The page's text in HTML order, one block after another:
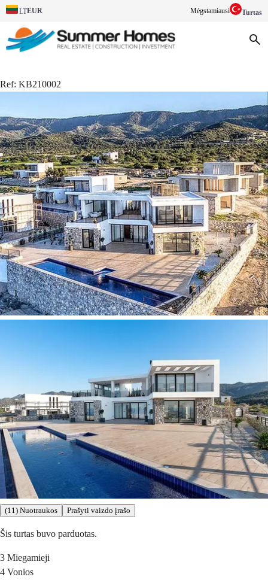
LTEUR Mėgstamiausi Turtas
Ref: KB210002
(11) Nuotraukos Prašyti vaizdo įrašo
Šis turtas buvo parduotas.
3 Miegamieji
4 Vonios